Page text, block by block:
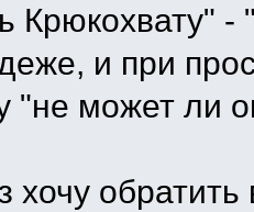
Крюкохвату" -
и при
"не может ли
хочу